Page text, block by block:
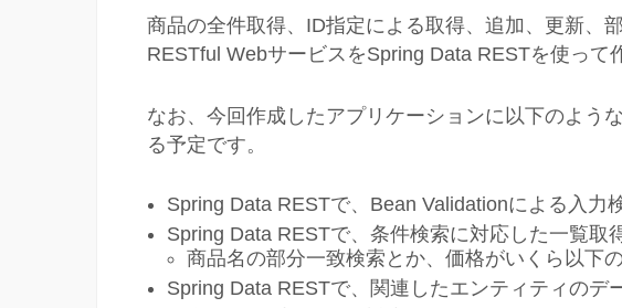
商品の全件取得、ID指定による取得、追加、更新、
RESTful WebサービスをSpring Data RESTを使って
なお、今回作成したアプリケーションに以下のよう
る予定です。
Spring Data RESTで、Bean Validationによる入力
Spring Data RESTで、条件検索に対応した一覧取
商品名の部分一致検索とか、価格がいくら以下
Spring Data RESTで、関連したエンティティのデ